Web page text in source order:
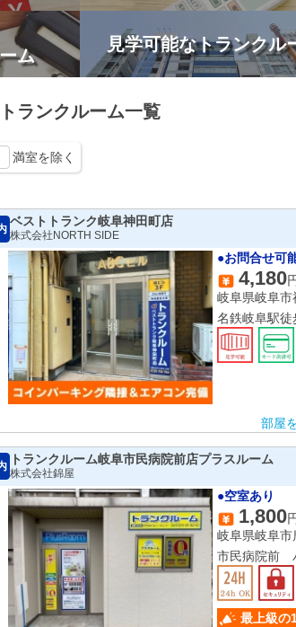
ム
見学可能なトランクル
ランクルーム一覧
満室を除く
ベストトランク岐阜神田町店
株式会社NORTH SIDE
●お問合せ可
4,180
岐阜県岐阜市
名鉄岐阜駅徒
部屋
トランクルーム岐阜市民病院前店プラスルーム
株式会社錦屋
●空室あり
1,800
岐阜県岐阜
市民病院前
西岐阜駅
岐阜駅
最上級の